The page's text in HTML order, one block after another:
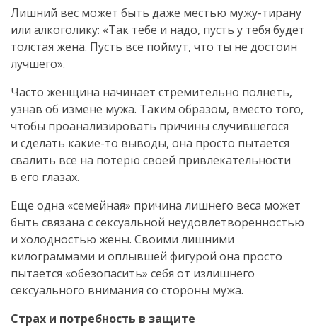
Лишний вес может быть даже местью мужу-тирану
или алкоголику: «Так тебе и надо, пусть у тебя будет
толстая жена. Пусть все поймут, что ты не достоин
лучшего».
Часто женщина начинает стремительно полнеть,
узнав об измене мужа. Таким образом, вместо того,
чтобы проанализировать причины случившегося
и сделать какие-то выводы, она просто пытается
свалить все на потерю своей привлекательности
в его глазах.
Еще одна «семейная» причина лишнего веса может
быть связана с сексуальной неудовлетворенностью
и холодностью жены. Своими лишними
килограммами и оплывшей фигурой она просто
пытается «обезопасить» себя от излишнего
сексуального внимания со стороны мужа.
Страх и потребность в защите